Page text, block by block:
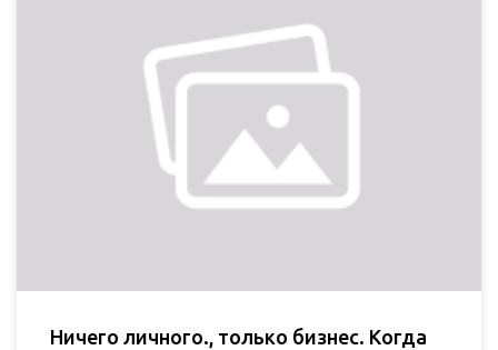
Ничего личного., только бизнес. Когда